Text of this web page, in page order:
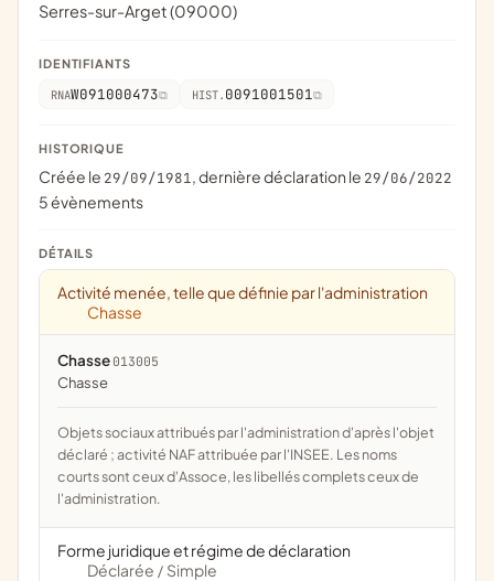
Serres-sur-Arget (09000)
IDENTIFIANTS
RNAW091000473 HIST. 0091001501
HISTORIQUE
Créée le 29/09/1981, dernière déclaration le 29/06/2022
5 évènements
DÉTAILS
Activité menée, telle que définie par l'administration
Chasse
Chasse 013005
chasse
Objets sociaux attribués par l'administration d'après l'objet
déclaré ; activité NAF attribuée par l'INSEE. Les noms
courts sont ceux d'Assoce, les libellés complets ceux de
l'administration.
Forme juridique et régime de déclaration
Déclarée / Simple